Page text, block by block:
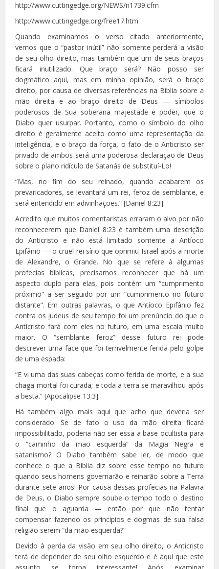
http://www.cuttingedge.org/NEWS/n1739.cfm
http://www.cuttingedge.org/free17.htm
Quando examinamos o verso citado anteriormente,
vemos que o “pastor inútil” não somente perderá a visão
de seu olho direito, mas também que um de seus braços
ficará inutilizado. Que braço será? Não posso ser
dogmático aqui, mas em minha opinião, será o braço
direito, por causa de diversas referências na Bíblia sobre a
mão direita e ao braço direito de Deus — símbolos
poderosos de Sua soberana majestade e poder, que o
Diabo quer usurpar. Portanto, como o símbolo do olho
direito é geralmente aceito como uma representação da
inteligência, e o braço da força, o fato de o Anticristo ser
privado de ambos será uma poderosa declaração de Deus
sobre o plano ridículo de Satanás de substituí-Lo!
“Mas, no fim do seu reinado, quando acabarem os
prevaricadores, se levantará um rei, feroz de semblante, e
será entendido em adivinhações.” [Daniel 8:23].
Acredito que muitos comentaristas erraram o alvo por não
reconhecerem que Daniel 8:23 é também uma descrição
do Anticristo e não está limitado somente a Antíoco
Epifânio — o cruel rei sírio que oprimiu Israel após a morte
de Alexandre, o Grande. No que se refere à algumas
profecias bíblicas, precisamos reconhecer que há um
aspecto duplo para elas, pois contém um “cumprimento
próximo” a ser seguido por um “cumprimento no futuro
distante”. Em outras palavras, o que Antíoco Epifânio fez
contra os judeus de seu tempo foi um prenúncio do que o
Anticristo fará com eles no futuro, em uma escala muito
maior. O “semblante feroz” desse futuro rei pode
descrever uma face que foi terrivelmente ferida pelo golpe
de uma espada:
“E vi uma das suas cabeças como ferida de morte, e a sua
chaga mortal foi curada; e toda a terra se maravilhou após
a besta.” [Apocalipse 13:3].
Há também algo mais aqui que acho que deveria ser
considerado. Se de fato o uso da mão direita ficará
impossibilitado, poderia não ser essa a base ocultista para
o “caminho da mão esquerda” da Magia Negra e
satanismo? O Diabo também sabe ler, de modo que
conhece o que a Bíblia diz sobre esse tempo no futuro
quando seus homens governarão e reinarão sobre a Terra
durante sete anos! Por causa dessas profecias na Palavra
de Deus, o Diabo sempre soube o tempo todo o destino
final que o aguarda — então por que não tentar
compensar fazendo os princípios e dogmas de sua falsa
religião serem “da mão esquerda?”
Devido à perda da visão em seu olho direito, o Anticristo
terá de depender de seu olho esquerdo e é aqui que este